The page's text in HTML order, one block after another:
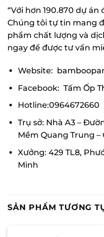
“Với hơn 190.870 dự
Chúng tôi tự tin mang
phẩm chất lượng và
ngay để được tư vấn
Website:
Facebook: Tấm Ốp
Hotline:0964672660
Trụ sở: Nhà A3 –
Mềm Quang Trung –
Xưởng: 429 TL8,
Minh
SẢN PHẨM TƯƠNG